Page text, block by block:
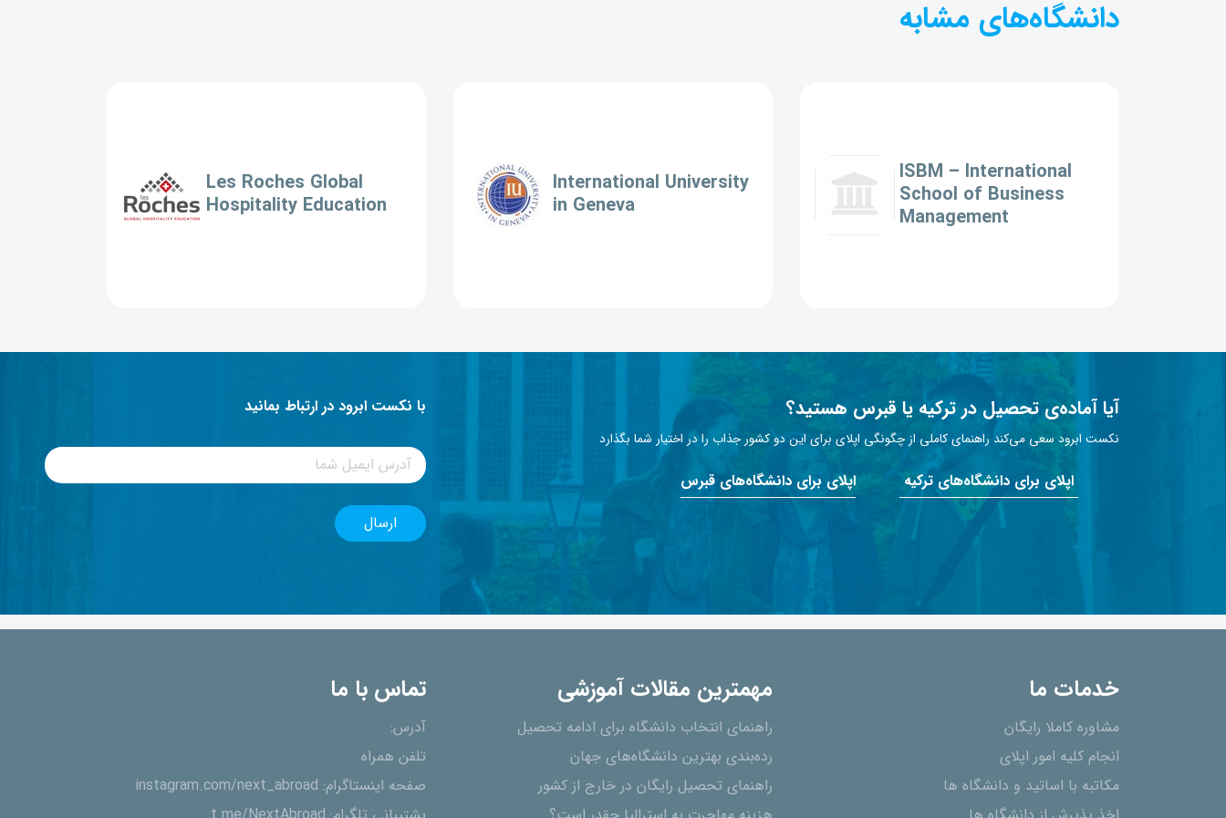
دانشگاه‌های مشابه
ISBM – International
School of Business
Management
International University
in Geneva
Les Roches Global
Hospitality Education
آیا آماده‌ی تحصیل در ترکیه یا قبرس هستید؟
نکست ابرود سعی می‌کند راهنمای کاملی از چگونگی اپلای برای این دو کشور جذاب را در اختیار شما بگذارد
اپلای برای دانشگاه‌های ترکیه اپلای برای دانشگاه‌های قبرس
با نکست ابرود در ارتباط بمانید
خدمات ما
مشاوره کاملا رایگان
انجام کلیه امور اپلای
مکاتبه با اساتید و دانشگاه ها
مهمترین مقالات آموزشی
راهنمای انتخاب دانشگاه برای ادامه تحصیل
رده‌بندی بهترین دانشگاه‌های جهان
راهنمای تحصیل رایگان در خارج از کشور
تماس با ما
آدرس:
تلفن همراه
صفحه اینستاگرام: instagram.com/next_abroad